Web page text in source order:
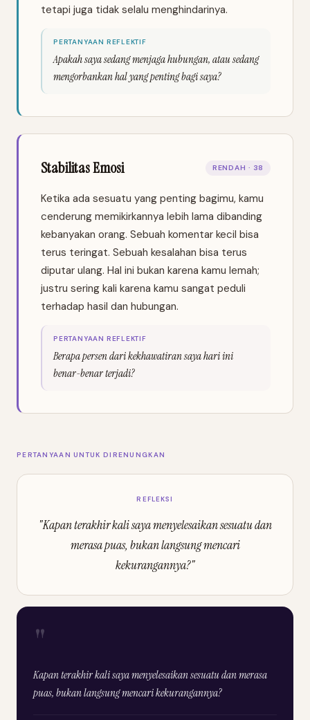
tetapi juga tidak selalu menghindarinya.
PERTANYAAN REFLEKTIF
Apakah saya sedang menjaga hubungan, atau sedang
mengorbankan hal yang penting bagi saya?
Stabilitas Emosi RENDAH · 38
Ketika ada sesuatu yang penting bagimu, kamu
cenderung memikirkannya lebih lama dibanding
kebanyakan orang. Sebuah komentar kecil bisa
terus teringat. Sebuah kesalahan bisa terus
diputar ulang. Hal ini bukan karena kamu lemah;
justru sering kali karena kamu sangat peduli
terhadap hasil dan hubungan.
PERTANYAAN REFLEKTIF
Berapa persen dari kekhawatiran saya hari ini
benar-benar terjadi?
PERTANYAAN UNTUK DIRENUNGKAN
REFLEKSI
"Kapan terakhir kali saya menyelesaikan sesuatu dan
merasa puas, bukan langsung mencari
kekurangannya?"
"
Kapan terakhir kali saya menyelesaikan sesuatu dan merasa
puas, bukan langsung mencari kekurangannya?